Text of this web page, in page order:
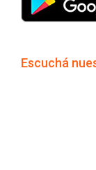
Escuchá